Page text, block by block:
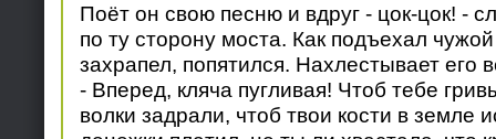
Поёт он свою песню и вдруг - цок-цок! -
по ту сторону моста. Как подъехал
захрапел, попятился. Нахлестывает его
- Вперед, кляча пугливая! Чтоб тебе
волки задрали, чтоб твои кости в земле